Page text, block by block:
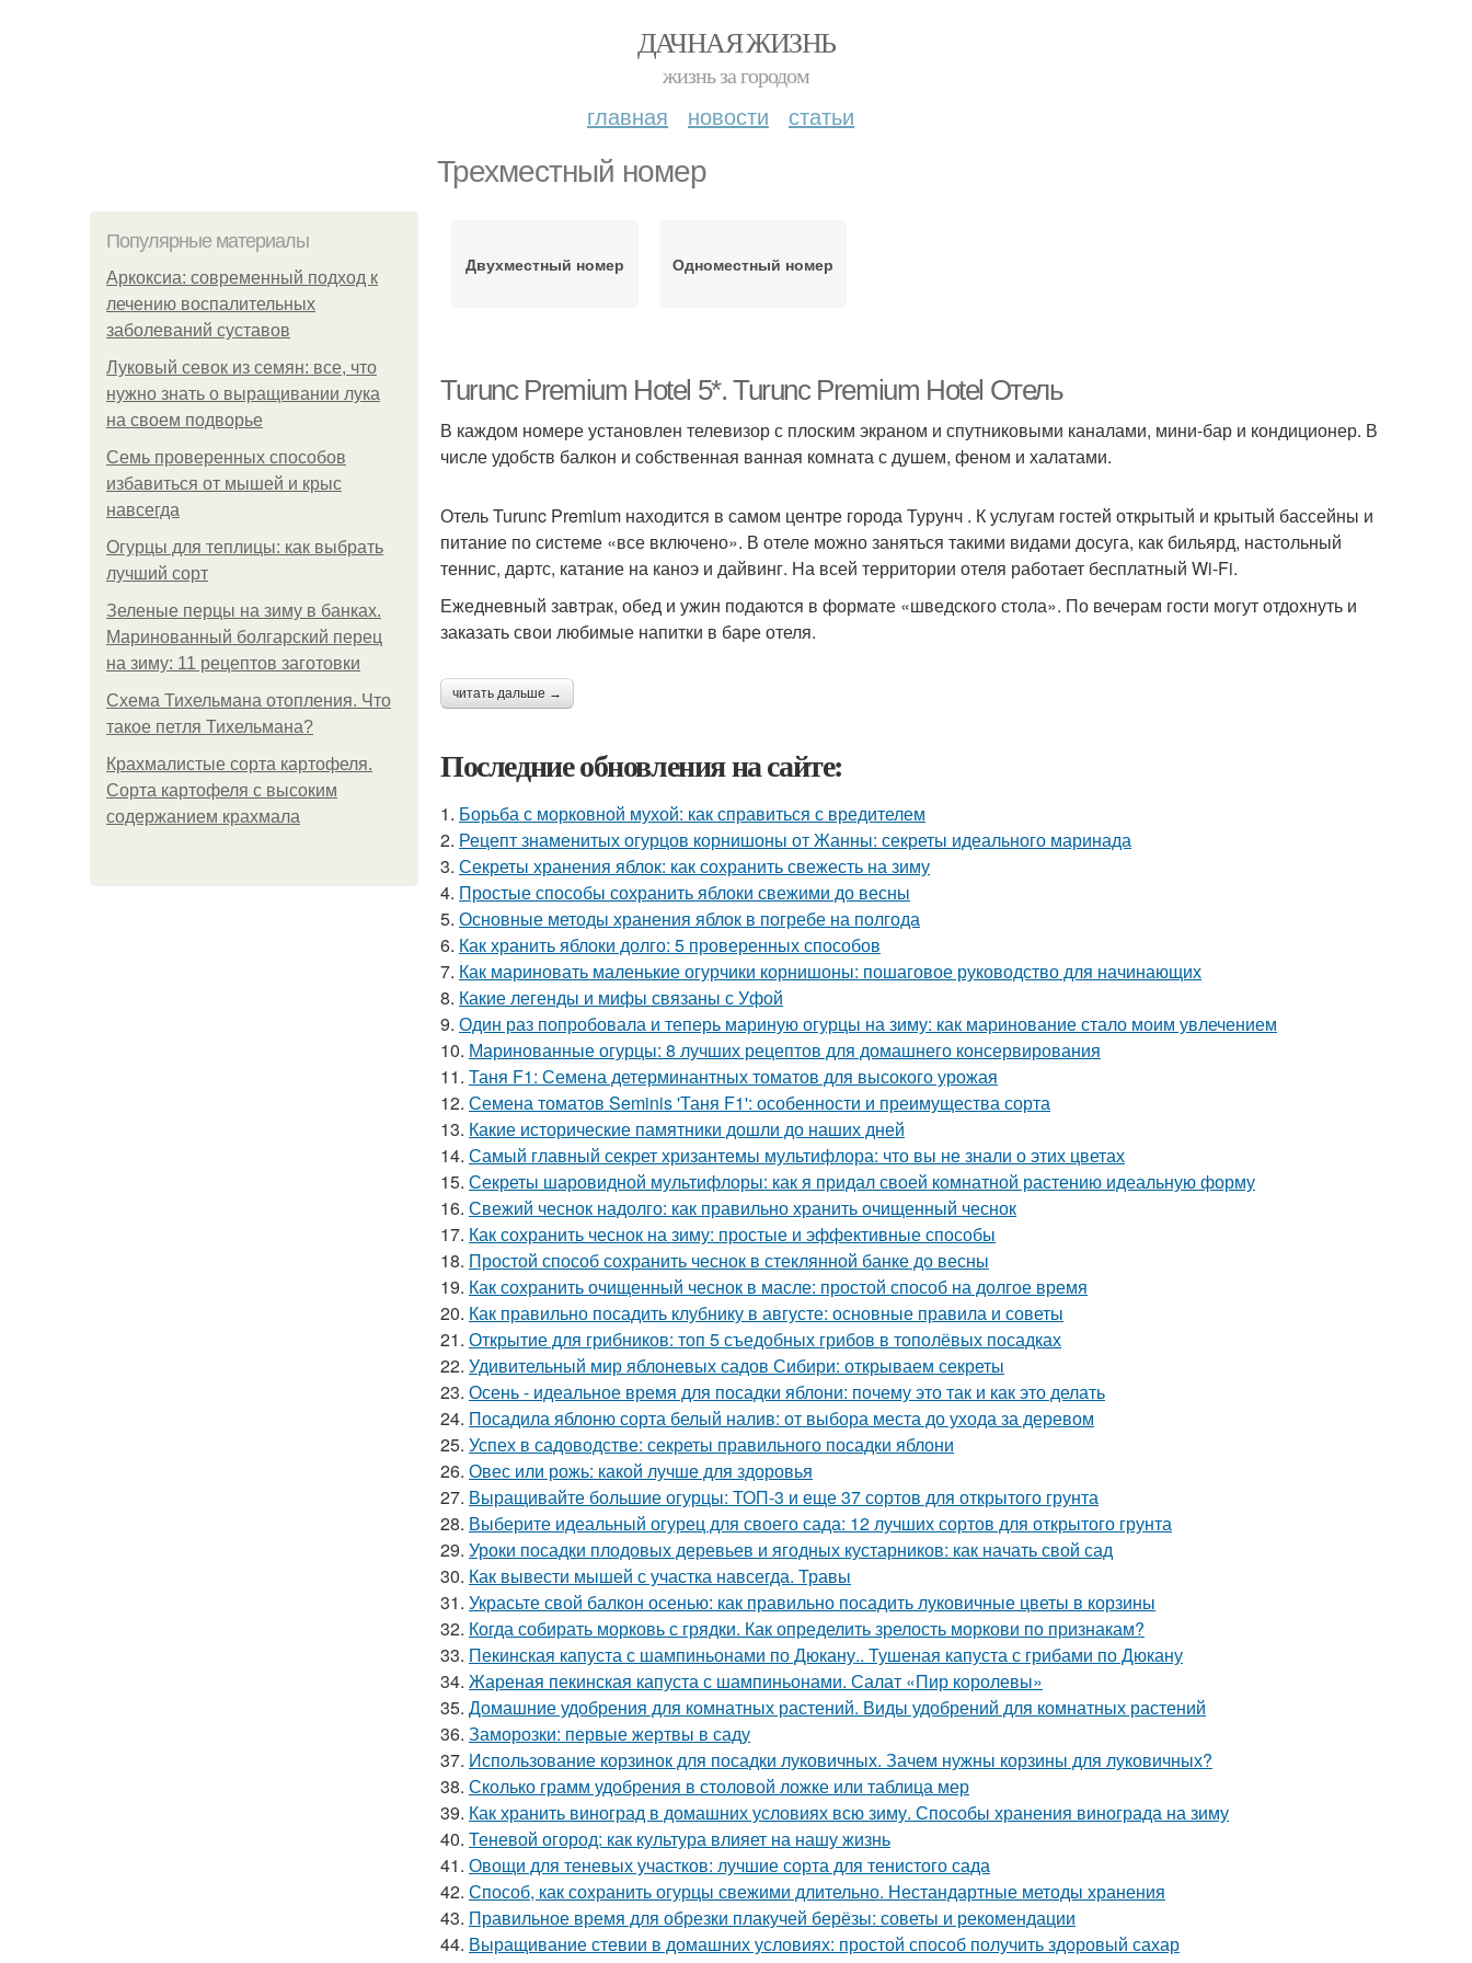
ДАЧНАЯ ЖИЗНЬ
жизнь за городом
главная новости статьи
Трехместный номер
Популярные материалы
Аркоксиа: современный подход к
лечению воспалительных
заболеваний суставов
Луковый севок из семян: все, что
нужно знать о выращивании лука
на своем подворье
Семь проверенных способов
избавиться от мышей и крыс
навсегда
Огурцы для теплицы: как выбрать
лучший сорт
Зеленые перцы на зиму в банках.
Маринованный болгарский перец
на зиму: 11 рецептов заготовки
Схема Тихельмана отопления. Что
такое петля Тихельмана?
Крахмалистые сорта картофеля.
Сорта картофеля с высоким
содержанием крахмала
Двухместный номер Одноместный номер
Turunc Premium Hotel 5*. Turunc Premium Hotel Отель
В каждом номере установлен телевизор с плоским экраном и спутниковыми каналами, мини-бар и кондиционер. В
числе удобств балкон и собственная ванная комната с душем, феном и халатами.
Отель Turunc Premium находится в самом центре города Турунч . К услугам гостей открытый и крытый бассейны и
питание по системе «все включено». В отеле можно заняться такими видами досуга, как бильярд, настольный
теннис, дартс, катание на каноэ и дайвинг. На всей территории отеля работает бесплатный Wi-Fi.
Ежедневный завтрак, обед и ужин подаются в формате «шведского стола». По вечерам гости могут отдохнуть и
заказать свои любимые напитки в баре отеля.
читать дальше →
Последние обновления на сайте:
1. Борьба с морковной мухой: как справиться с вредителем
2. Рецепт знаменитых огурцов корнишоны от Жанны: секреты идеального маринада
3. Секреты хранения яблок: как сохранить свежесть на зиму
4. Простые способы сохранить яблоки свежими до весны
5. Основные методы хранения яблок в погребе на полгода
6. Как хранить яблоки долго: 5 проверенных способов
7. Как мариновать маленькие огурчики корнишоны: пошаговое руководство для начинающих
8. Какие легенды и мифы связаны с Уфой
9. Один раз попробовала и теперь мариную огурцы на зиму: как маринование стало моим увлечением
10. Маринованные огурцы: 8 лучших рецептов для домашнего консервирования
11. Таня F1: Семена детерминантных томатов для высокого урожая
12. Семена томатов Seminis 'Таня F1': особенности и преимущества сорта
13. Какие исторические памятники дошли до наших дней
14. Самый главный секрет хризантемы мультифлора: что вы не знали о этих цветах
15. Секреты шаровидной мультифлоры: как я придал своей комнатной растению идеальную форму
16. Свежий чеснок надолго: как правильно хранить очищенный чеснок
17. Как сохранить чеснок на зиму: простые и эффективные способы
18. Простой способ сохранить чеснок в стеклянной банке до весны
19. Как сохранить очищенный чеснок в масле: простой способ на долгое время
20. Как правильно посадить клубнику в августе: основные правила и советы
21. Открытие для грибников: топ 5 съедобных грибов в тополёвых посадках
22. Удивительный мир яблоневых садов Сибири: открываем секреты
23. Осень - идеальное время для посадки яблони: почему это так и как это делать
24. Посадила яблоню сорта белый налив: от выбора места до ухода за деревом
25. Успех в садоводстве: секреты правильного посадки яблони
26. Овес или рожь: какой лучше для здоровья
27. Выращивайте большие огурцы: ТОП-3 и еще 37 сортов для открытого грунта
28. Выберите идеальный огурец для своего сада: 12 лучших сортов для открытого грунта
29. Уроки посадки плодовых деревьев и ягодных кустарников: как начать свой сад
30. Как вывести мышей с участка навсегда. Травы
31. Украсьте свой балкон осенью: как правильно посадить луковичные цветы в корзины
32. Когда собирать морковь с грядки. Как определить зрелость моркови по признакам?
33. Пекинская капуста с шампиньонами по Дюкану.. Тушеная капуста с грибами по Дюкану
34. Жареная пекинская капуста с шампиньонами. Салат «Пир королевы»
35. Домашние удобрения для комнатных растений. Виды удобрений для комнатных растений
36. Заморозки: первые жертвы в саду
37. Использование корзинок для посадки луковичных. Зачем нужны корзины для луковичных?
38. Сколько грамм удобрения в столовой ложке или таблица мер
39. Как хранить виноград в домашних условиях всю зиму. Способы хранения винограда на зиму
40. Теневой огород: как культура влияет на нашу жизнь
41. Овощи для теневых участков: лучшие сорта для тенистого сада
42. Способ, как сохранить огурцы свежими длительно. Нестандартные методы хранения
43. Правильное время для обрезки плакучей берёзы: советы и рекомендации
44. Выращивание стевии в домашних условиях: простой способ получить здоровый сахар